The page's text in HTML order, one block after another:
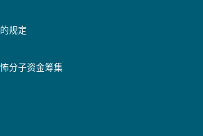
规定
分子资金筹集